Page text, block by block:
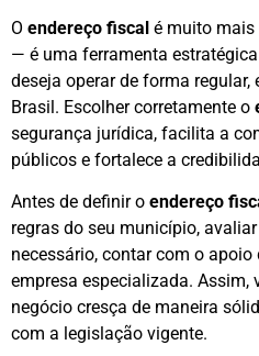
O endereço fiscal é muito mais
— é uma ferramenta
deseja operar de forma
Brasil. Escolher corretamente o
segurança jurídica, facilita a
públicos e fortalece a
Antes de definir o endereço
regras do seu município,
necessário, contar com o
empresa especializada. Assim,
negócio cresça de maneira
com a legislação vigente.